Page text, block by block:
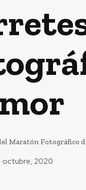
Maratón Fotográfico
octubre, 2020